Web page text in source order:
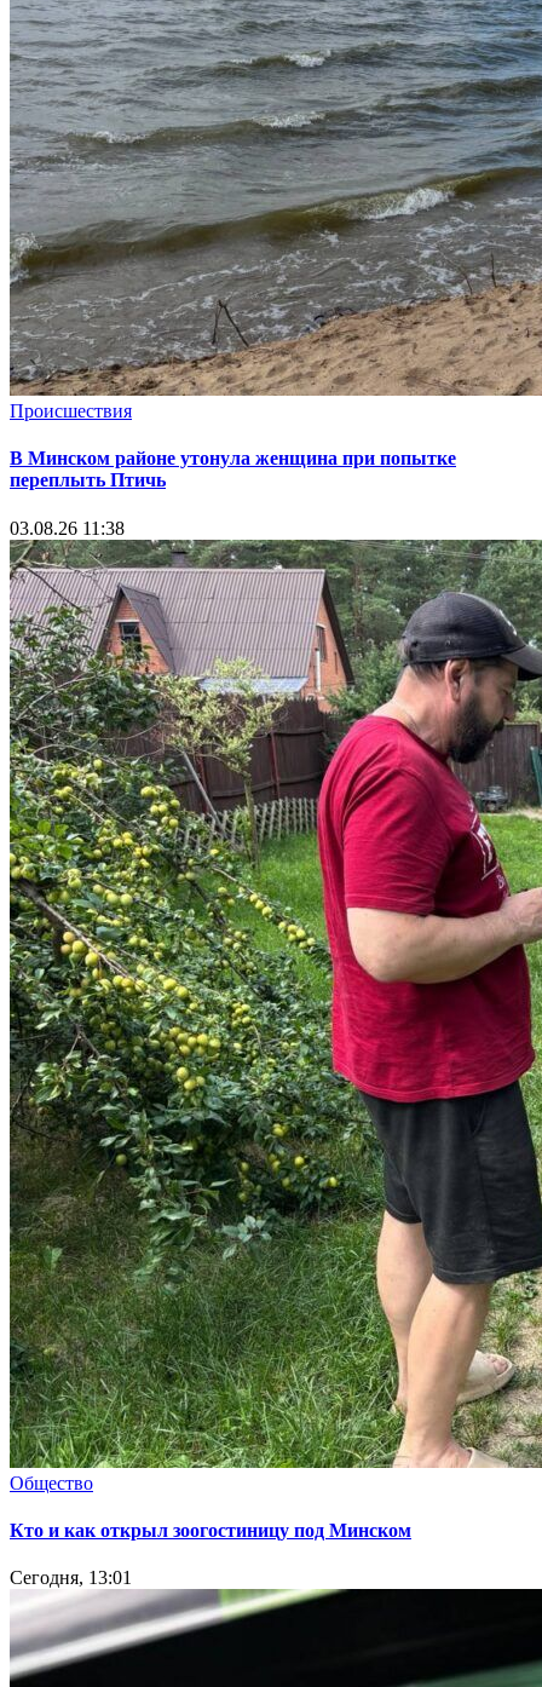
Происшествия
В Минском районе утонула женщина при попытке
переплыть Птичь
03.08.26 11:38
Общество
Кто и как открыл зоогостиницу под Минском
Сегодня, 13:01